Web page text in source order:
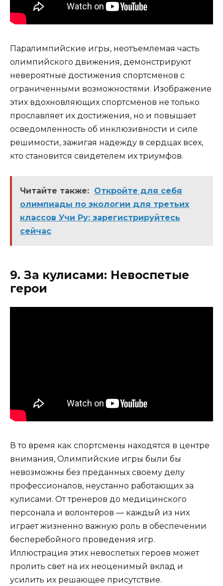
Паралимпийские игры, неотъемлемая часть
олимпийского движения, демонстрируют
невероятные достижения спортсменов с
ограниченными возможностями. Изображение
этих вдохновляющих спортсменов не только
прославляет их достижения, но и повышает
осведомленность об инклюзивности и силе
решимости, зажигая надежду в сердцах всех,
кто становится свидетелем их триумфов.
Читайте также: Откройте для себя
олимпиады по экологии для третьих
классов Учи Ру: зарегистрируйтесь
сейчас
9. За кулисами: Невоспетые
герои
В то время как спортсмены находятся в центре
внимания, Олимпийские игры были бы
невозможны без преданных своему делу
профессионалов, неустанно работающих за
кулисами. От тренеров до медицинского
персонала и волонтеров — каждый из них
играет жизненно важную роль в обеспечении
бесперебойного проведения игр.
Иллюстрация этих невоспетых героев может
пролить свет на их неоценимый вклад и
усилить их решающее присутствие.